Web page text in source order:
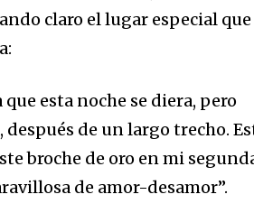
claro el lugar especial que
esta noche se diera, pero
de un largo trecho.
broche de oro en mi
de amor-desamor”.